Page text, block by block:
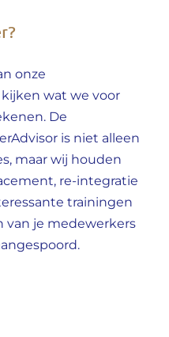
onze
wat we voor
De
is niet alleen
maar wij houden
re-integratie
trainingen
van je medewerkers